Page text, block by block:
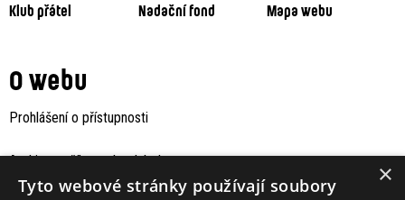
Klub přátel
Nadační fond Mapa webu
O webu
Prohlášení o přístupnosti
Archiv staršího webu Jaboku ×
Tyto webové stránky používají soubory